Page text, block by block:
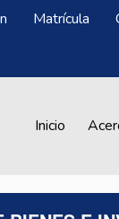
Matrícula
Main navigation
Inicio